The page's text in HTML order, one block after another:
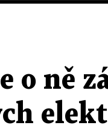
ně